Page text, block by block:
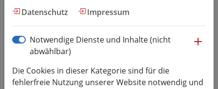
Hochschul­kommunikation
Corporate Design
Der Bereich Corporate Design (CD) der
Hochschulkommunikation ist verantwortlich
Datenschutz
Impressum
Notwendige Dienste und Inhalte (nicht
abwählbar)
Die Cookies in dieser Kategorie sind für die
fehlerfreie Nutzung unserer Website notwendig und